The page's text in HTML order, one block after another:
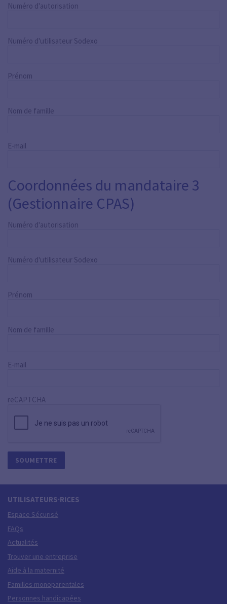
Numéro d'autorisation
Numéro d'utilisateur Sodexo
Prénom
Nom de famille
E-mail
Coordonnées du mandataire 3
(Gestionnaire CPAS)
Numéro d'autorisation
Numéro d'utilisateur Sodexo
Prénom
Nom de famille
E-mail
reCAPTCHA
UTILISATEURS·RICES
Espace Sécurisé
FAQs
Actualités
Trouver une entreprise
Aide à la maternité
Familles monoparentales
Personnes handicapées